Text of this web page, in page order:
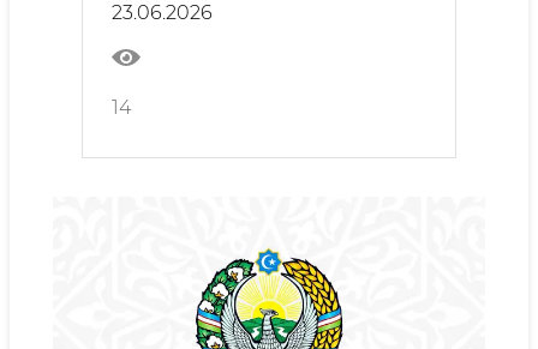
nazorati masalalari yuzasidan
tushuntirish va targ'ibot
tadbirlari o'tkazilidi
23.06.2026
14